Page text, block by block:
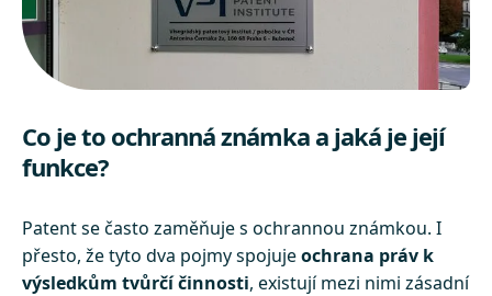
Co je to ochranná známka a jaká je její
funkce?
Patent se často zaměňuje s ochrannou známkou. I
přesto, že tyto dva pojmy spojujeochrana práv k
výsledkům tvůrčí činnosti, existují mezi nimi zásadní